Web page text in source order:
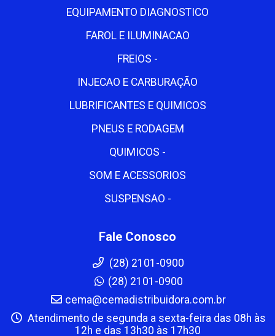
EQUIPAMENTO DIAGNOSTICO
FAROL E ILUMINACAO
FREIOS -
INJECAO E CARBURAÇÃO
LUBRIFICANTES E QUIMICOS
PNEUS E RODAGEM
QUIMICOS -
SOM E ACESSORIOS
SUSPENSAO -
Fale Conosco
(28) 2101-0900
(28) 2101-0900
cema@cemadistribuidora.com.br
Atendimento de segunda a sexta-feira das 08h às
12h e das 13h30 às 17h30